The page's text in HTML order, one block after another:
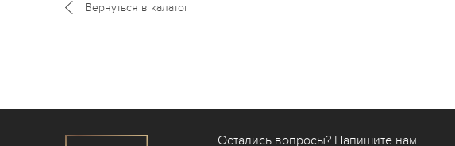
Вернуться в калатог
Остались вопросы? Напишите нам